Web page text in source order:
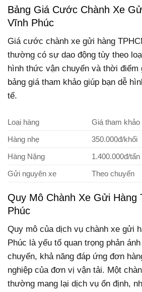
Bảng Giá Cước Chành Xe
Vĩnh Phúc
Giá cước chành xe gửi hàng
thường có sự dao động tùy theo
hình thức vận chuyển và thời
bảng giá tham khảo giúp bạn dễ
tế.
Loại hàng
Giá tham
Hàng nhẹ
350.000đ/khối
Hàng Nặng
1.400.000đ/tấn
Gửi nguyên xe
Theo chuyến
Quy Mô Chành Xe Gửi Hàng
Phúc
Quy mô của dịch vụ chành xe gửi
Phúc là yếu tố quan trọng phản
chuyển, khả năng đáp ứng đơn
nghiệp của đơn vị vận tải. Một
thường mang lại dịch vụ ổn định,